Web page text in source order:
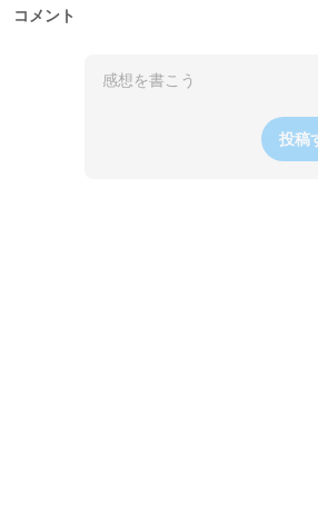
コメント
投稿